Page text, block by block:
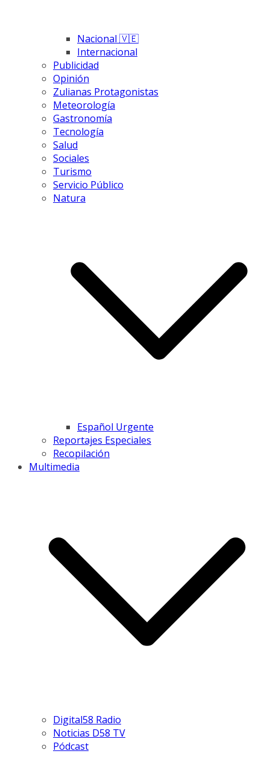
Nacional 🇻🇪
Internacional
Publicidad
Opinión
Zulianas Protagonistas
Meteorología
Gastronomía
Tecnología
Salud
Sociales
Turismo
Servicio Público
Natura
Español Urgente
Reportajes Especiales
Recopilación
Multimedia
Digital58 Radio
Noticias D58 TV
Pódcast